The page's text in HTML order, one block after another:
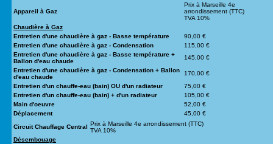
Appareil à Gaz
Prix à Marseille 4e
arrondissement (TTC)
TVA 10%
Chaudière à Gaz
Entretien d'une chaudière à gaz - Basse température
90,00 €
Entretien d'une chaudière à gaz - Condensation
115,00 €
Entretien d'une chaudière à gaz - Basse température +
Ballon d'eau chaude
145,00 €
Entretien d'une chaudière à gaz - Condensation + Ballon
d'eau chaude
170,00 €
Entretien d'un chauffe-eau (bain) OU d'un radiateur
75,00 €
Entretien d'un chauffe-eau (bain) + d'un radiateur
105,00 €
Main d'oeuvre
52,00 €
Déplacement
45,00 €
Circuit Chauffage Central Prix à Marseille 4e arrondissement (TTC)
TVA 10%
Désembouage